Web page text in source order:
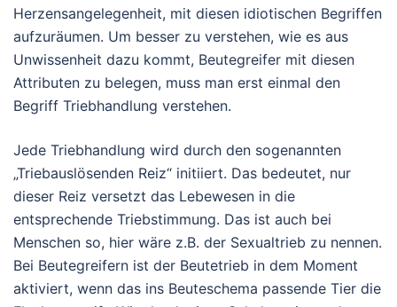
Herzensangelegenheit, mit diesen idiotischen Begriffen
aufzuräumen. Um besser zu verstehen, wie es aus
Unwissenheit dazu kommt, Beutegreifer mit diesen
Attributen zu belegen, muss man erst einmal den
Begriff Triebhandlung verstehen.
Jede Triebhandlung wird durch den sogenannten
„Triebauslösenden Reiz“ initiiert. Das bedeutet, nur
dieser Reiz versetzt das Lebewesen in die
entsprechende Triebstimmung. Das ist auch bei
Menschen so, hier wäre z.B. der Sexualtrieb zu nennen.
Bei Beutegreifern ist der Beutetrieb in dem Moment
aktiviert, wenn das ins Beuteschema passende Tier die